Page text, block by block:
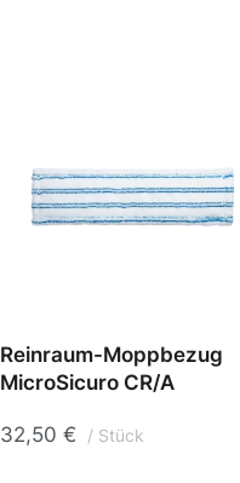
Reinraum-Moppbezug
MicroSicuro CR/A
32,50 € Stück